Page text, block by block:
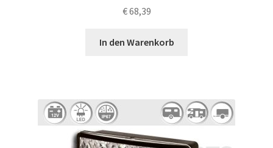
€68,39
In den Warenkorb